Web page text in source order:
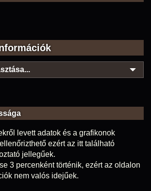
levett adatok és a grafikonok
ezért az itt található
jellegűek.
3 percenként történik, ezért az oldalon
nem valós idejűek.